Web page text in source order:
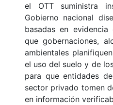
el OTT suministra
Gobierno nacional
basadas en
que gobernaciones,
ambientales
el uso del suelo y de
para que entidades
sector privado tomen
en información